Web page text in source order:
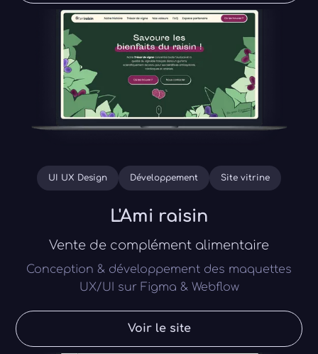
UI UX Design Développement Site vitrine
L'Ami raisin
Vente de complément alimentaire
Conception & développement des maquettes
UX/UI sur Figma & Webflow
Voir le site